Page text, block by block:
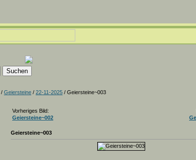
/ Geiersteine / 22-11-2025 / Geiersteine~003
Vorheriges Bild:
Geiersteine~002
Geiersteine~003